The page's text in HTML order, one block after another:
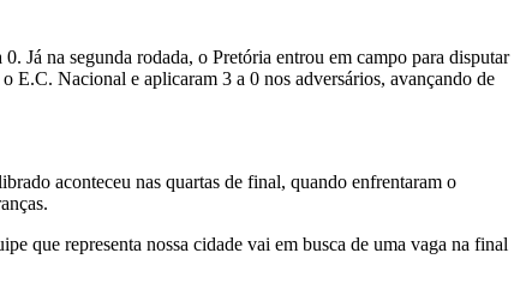
Já na segunda rodada, o Pretória entrou em campo para disputar
E.C. Nacional e aplicaram 3 a 0 nos adversários, avançando de
aconteceu nas quartas de final, quando enfrentaram o
que representa nossa cidade vai em busca de uma vaga na final